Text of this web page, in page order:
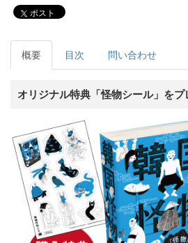
ポスト
概要 目次 問い合わせ
オリジナル特典「怪物シール」をプ